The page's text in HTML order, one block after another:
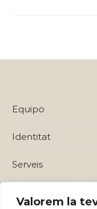
Valorem la
Equipo
Identitat
Serveis